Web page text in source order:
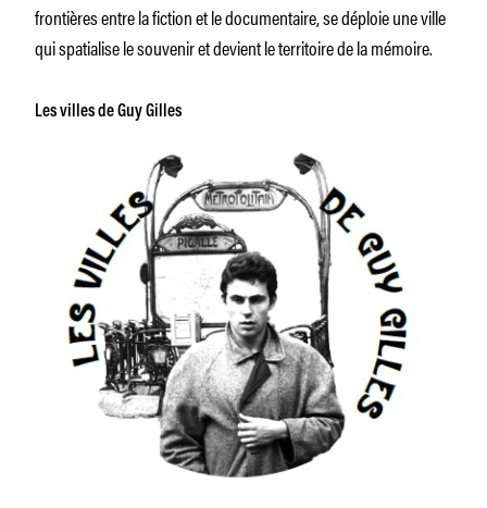
frontières entre la fiction et le documentaire, se déploie une ville
qui spatialise le souvenir et devient le territoire de la mémoire.
Les villes de Guy Gilles